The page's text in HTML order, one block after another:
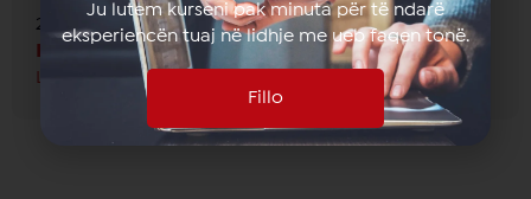
23 April 2026
FTESË PËR OFERTIM
Lexo më shumë
Ju lutem kurseni pak minuta për të ndarë
eksperiencën tuaj në lidhje me ueb faqen tonë.
Fillo